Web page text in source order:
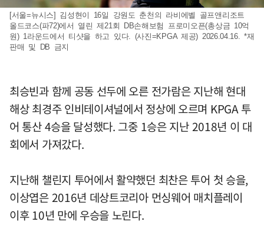
[서울=뉴시스] 김성현이 16일 강원도 춘천의 라비에벨 골프앤리조트
올드코스(파72)에서 열린 제21회 DB손해보험 프로미오픈(총상금 10억
원) 1라운드에서 티샷을 하고 있다. (사진=KPGA 제공) 2026.04.16. *재
판매 및 DB 금지
최승빈과 함께 공동 선두에 오른 전가람은 지난해 현대
해상 최경주 인비테이셔널에서 정상에 오르며 KPGA 투
어 통산 4승을 달성했다. 그중 1승은 지난 2018년 이 대
회에서 가져갔다.
지난해 챌린지 투어에서 활약했던 최찬은 투어 첫 승을,
이상엽은 2016년 데상트코리아 먼싱웨어 매치플레이
이후 10년 만에 우승을 노린다.